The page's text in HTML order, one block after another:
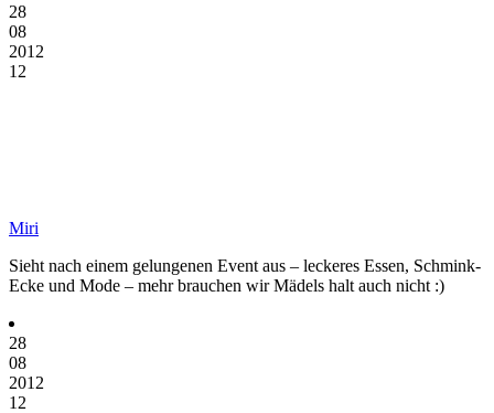
28
08
2012
12
Miri
Sieht nach einem gelungenen Event aus – leckeres Essen, Schmink-
Ecke und Mode – mehr brauchen wir Mädels halt auch nicht :)
28
08
2012
12